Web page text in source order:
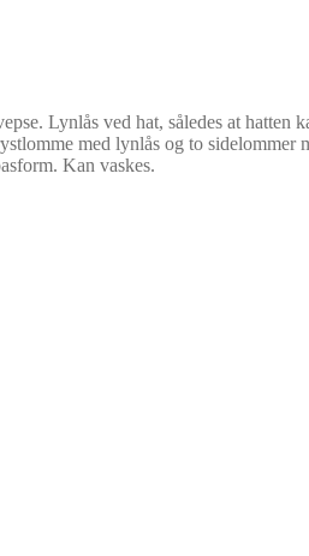
Lynlås ved hat, således at hatten
med lynlås og to
Kan vaskes.